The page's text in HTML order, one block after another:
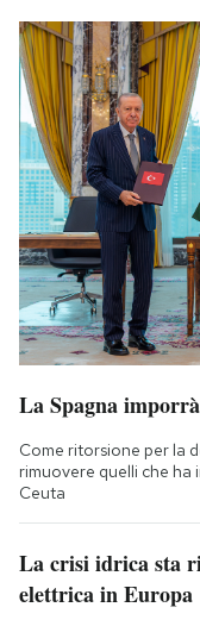
La Spagna
Come ritorsione per la
rimuovere quelli che
Ceuta
La crisi idrica sta
elettrica in Europa